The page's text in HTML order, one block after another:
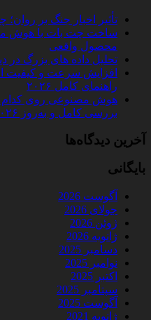
تأثیر اخبار جنگ بر
محصول واقعی
تحلیل داده‌ های بزرگ در دیتا
افزایش سرعت و کیفیت
راهنمای کامل ۲۰۲۶
هوش مصنوعی روی کدام
بررسی کامل و به‌روز ۲۰۲۶
آخرین دیدگاه‌ها
بایگانی
آگوست 2026
جولای 2026
ژوئن 2026
ژانویه 2026
دسامبر 2025
نوامبر 2025
اکتبر 2025
سپتامبر 2025
آگوست 2025
ژانویه 2021